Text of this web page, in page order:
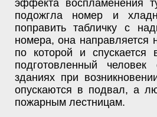
эффекта воспламенения
подожгла номер и
поправить табличку с
номера, она
по которой и спускается
подготовленный
зданиях при
опускаются в подвал, а
пожарным лестницам.